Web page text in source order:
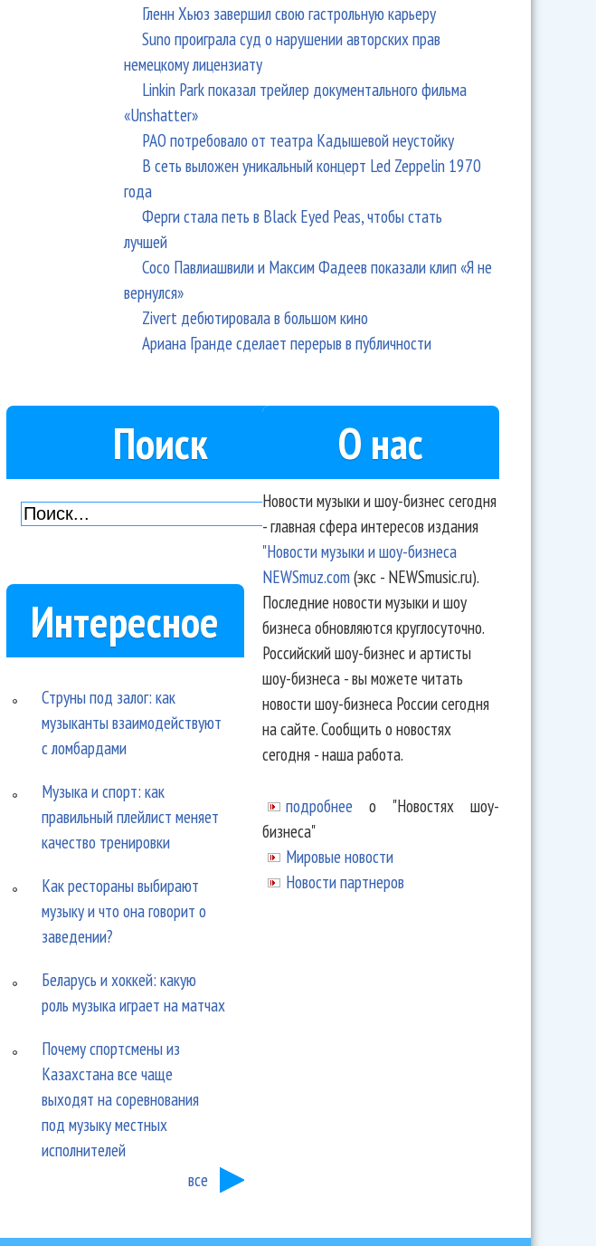
Гленн Хьюз завершил свою гастрольную карьеру
Suno проиграла суд о нарушении авторских прав
немецкому лицензиату
Linkin Park показал трейлер документального фильма
«Unshatter»
РАО потребовало от театра Кадышевой неустойку
В сеть выложен уникальный концерт Led Zeppelin 1970
года
Ферги стала петь в Black Eyed Peas, чтобы стать
лучшей
Сосо Павлиашвили и Максим Фадеев показали клип «Я не
вернулся»
Zivert дебютировала в большом кино
Ариана Гранде сделает перерыв в публичности
Поиск
Интересное
Струны под залог: как
музыканты взаимодействуют
с ломбардами
Музыка и спорт: как
правильный плейлист меняет
качество тренировки
Как рестораны выбирают
музыку и что она говорит о
заведении?
Беларусь и хоккей: какую
роль музыка играет на матчах
Почему спортсмены из
Казахстана все чаще
выходят на соревнования
под музыку местных
исполнителей
все
О нас
Новости музыки и шоу-бизнес сегодня
- главная сфера интересов издания
"Новости музыки и шоу-бизнеса
NEWSmuz.com(экс - NEWSmusic.ru).
Последние новости музыки и шоу
бизнеса обновляются круглосуточно.
Российский шоу-бизнес и артисты
шоу-бизнеса - вы можете читать
новости шоу-бизнеса России сегодня
на сайте. Сообщить о новостях
сегодня - наша работа.
подробнее о "Новостях шоу-
бизнеса"
Мировые новости
Новости партнеров